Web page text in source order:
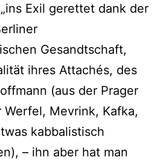
Exil gerettet dank der
Gesandtschaft,
ihres Attachés, des
(aus der Prager
Mevrink, Kafka,
kabbalistisch
– ihn aber hat man